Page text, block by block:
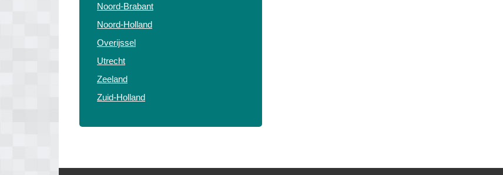
Noord-Brabant
Noord-Holland
Overijssel
Utrecht
Zeeland
Zuid-Holland